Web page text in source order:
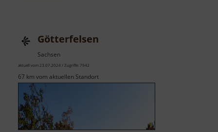
Götterfelsen
Sachsen
aktuell vom 23.07.2024 / Zugriffe: 7942
67 km vom aktuellen Standort